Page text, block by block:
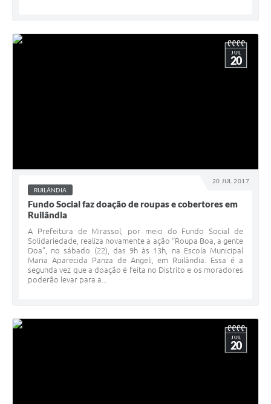
20 JUL 2017
JUL
20
RUILÂNDIA
Fundo Social faz doação de roupas e cobertores em
Ruilândia
A Prefeitura de Mirassol, por meio do Fundo Social de
Solidariedade, realiza novamente a ação “Roupa Boa, a gente
Doa”, no sábado (22), das 9h às 13h, na Escola Municipal
Maria Aparecida Panza de Angeli, em Ruilândia. Essa é a
segunda vez que a doação é feita no Distrito e os moradores
poderão levar para a...
JUL
20